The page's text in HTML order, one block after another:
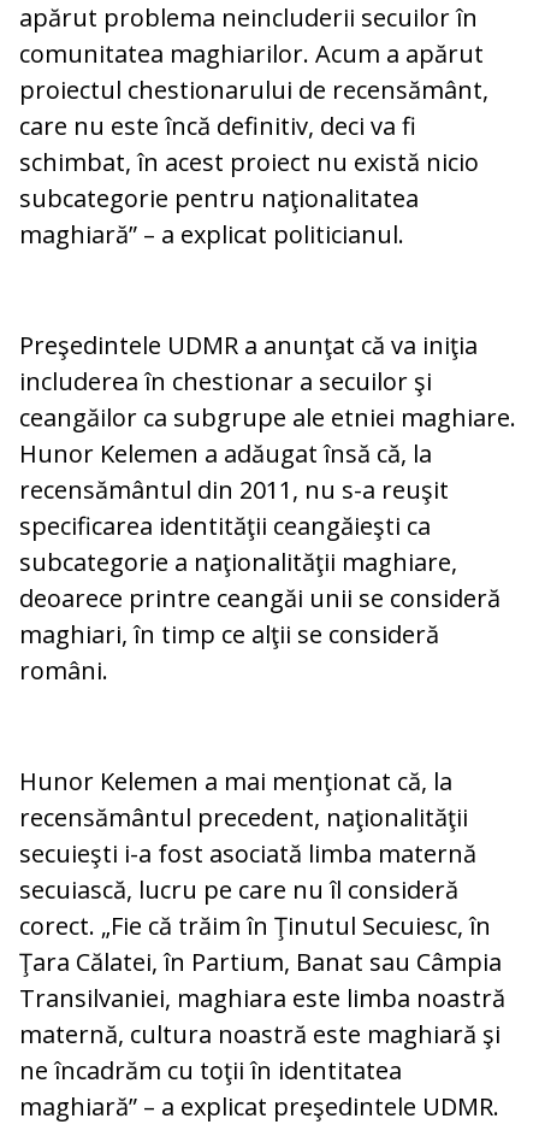
apărut problema neincluderii secuilor în
comunitatea maghiarilor. Acum a apărut
proiectul chestionarului de recensământ,
care nu este încă definitiv, deci va fi
schimbat, în acest proiect nu există nicio
subcategorie pentru naţionalitatea
maghiară” – a explicat politicianul.
Preşedintele UDMR a anunţat că va iniţia
includerea în chestionar a secuilor şi
ceangăilor ca subgrupe ale etniei maghiare.
Hunor Kelemen a adăugat însă că, la
recensământul din 2011, nu s-a reuşit
specificarea identităţii ceangăieşti ca
subcategorie a naţionalităţii maghiare,
deoarece printre ceangăi unii se consideră
maghiari, în timp ce alţii se consideră
români.
Hunor Kelemen a mai menţionat că, la
recensământul precedent, naţionalităţii
secuieşti i-a fost asociată limba maternă
secuiască, lucru pe care nu îl consideră
corect. „Fie că trăim în Ţinutul Secuiesc, în
Ţara Călatei, în Partium, Banat sau Câmpia
Transilvaniei, maghiara este limba noastră
maternă, cultura noastră este maghiară şi
ne încadrăm cu toţii în identitatea
maghiară” – a explicat preşedintele UDMR.